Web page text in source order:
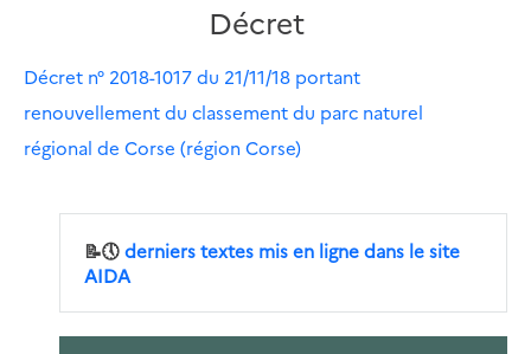
Décret
Décret n° 2018-1017 du 21/11/18 portant
renouvellement du classement du parc naturel
régional de Corse (région Corse)
📝🕔derniers textes mis en ligne dans le site
AIDA